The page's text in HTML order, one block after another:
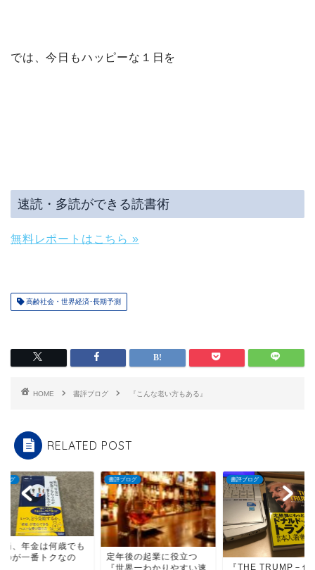
では、今日もハッピーな１日を
速読・多読ができる読書術
無料レポートはこちら »
高齢社会・世界経済･長期予測
HOME 書評ブログ 『こんな老い方もある』
RELATED POST
ログ
局、年金は何歳でも
のが一番トクなの
書評ブログ
定年後の起業に役立つ
『世界一わかりやすい速
書評ブログ
『THE TRUMP－傷